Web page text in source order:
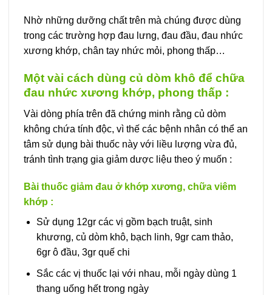
Nhờ những dưỡng chất trên mà chúng được dùng
trong các trường hợp đau lưng, đau đầu, đau nhức
xương khớp, chân tay nhức mỏi, phong thấp…
Một vài cách dùng củ dòm khô để chữa
đau nhức xương khớp, phong thấp :
Vài dòng phía trên đã chứng minh rằng củ dòm
không chứa tính độc, vì thế các bệnh nhân có thể an
tâm sử dụng bài thuốc này với liều lượng vừa đủ,
tránh tình trạng gia giảm dược liệu theo ý muốn :
Bài thuốc giảm đau ở khớp xương, chữa viêm
khớp :
Sử dụng 12gr các vị gồm bạch truật, sinh
khương, củ dòm khô, bạch linh, 9gr cam thảo,
6gr ô đầu, 3gr quế chi
Sắc các vị thuốc lại với nhau, mỗi ngày dùng 1
thang uống hết trong ngày